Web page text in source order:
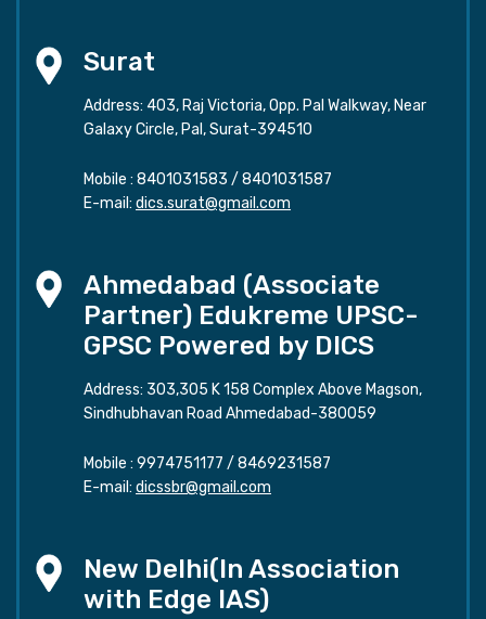
Surat
Address: 403, Raj Victoria, Opp. Pal Walkway, Near
Galaxy Circle, Pal, Surat-394510
Mobile : 8401031583 / 8401031587
E-mail: dics.surat@gmail.com
Ahmedabad (Associate
Partner) Edukreme UPSC-
GPSC Powered by DICS
Address: 303,305 K 158 Complex Above Magson,
Sindhubhavan Road Ahmedabad-380059
Mobile : 9974751177 / 8469231587
E-mail: dicssbr@gmail.com
New Delhi(In Association
with Edge IAS)